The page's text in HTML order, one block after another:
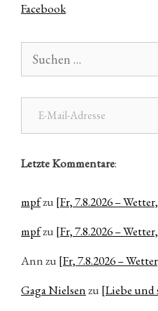
Facebook
nach:
E-Mail-Adresse
Letzte Kommentare:
mpfzu [Fr, 7.8.2026 –
mpfzu [Fr, 7.8.2026 –
Annzu [Fr, 7.8.2026 –
Gaga Nielsenzu [Liebe und